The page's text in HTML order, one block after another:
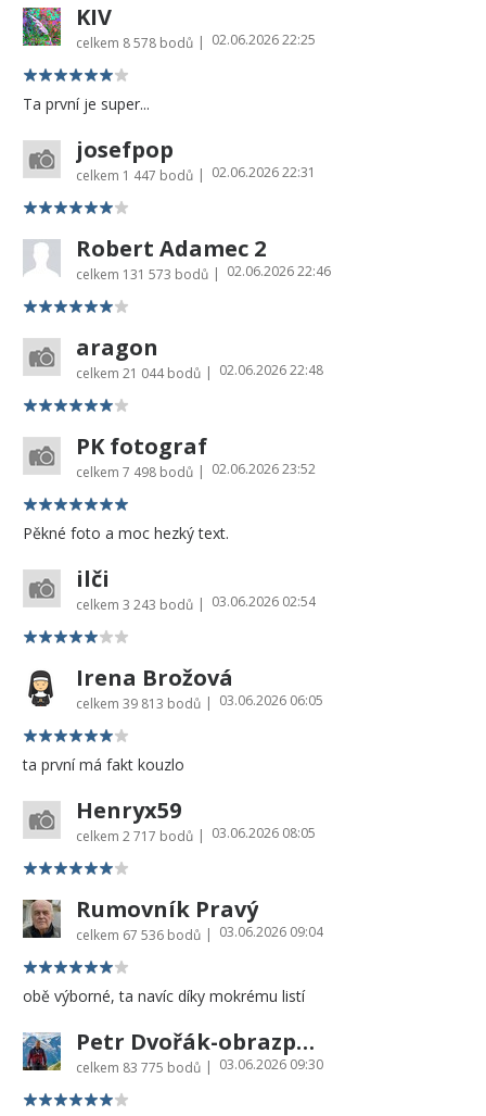
KIV
celkem 8 578 bodů | 02.06.2026 22:25
Ta první je super...
josefpop
celkem 1 447 bodů | 02.06.2026 22:31
Robert Adamec 2
celkem 131 573 bodů | 02.06.2026 22:46
aragon
celkem 21 044 bodů | 02.06.2026 22:48
PK fotograf
celkem 7 498 bodů | 02.06.2026 23:52
Pěkné foto a moc hezký text.
ilči
celkem 3 243 bodů | 03.06.2026 02:54
Irena Brožová
celkem 39 813 bodů | 03.06.2026 06:05
ta první má fakt kouzlo
Henryx59
celkem 2 717 bodů | 03.06.2026 08:05
Rumovník Pravý
celkem 67 536 bodů | 03.06.2026 09:04
obě výborné, ta navíc díky mokrému listí
Petr Dvořák-obrazprovas.cz
celkem 83 775 bodů | 03.06.2026 09:30